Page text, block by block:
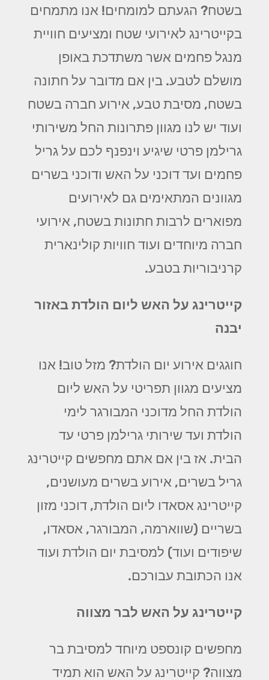
בשטח? הגעתם למומחים! אנו מתמחים
בקייטרינג לאירועי שטח ומציעים חוויית
מנגל פחמים אשר משתדכת באופן
מושלם לטבע. בין אם מדובר על חתונה
בשטח, מסיבת טבע, אירוע חברה בשטח
ועוד יש לנו מגוון פתרונות החל משירותי
גרילמן פרטי שיגיע וינפנף לכם על גריל
פחמים ועד דוכני על האש ודוכני בשרים
מגוונים המתאימים גם לאירועים
מפוארים לרבות חתונות בשטח, אירועי
חברה מיוחדים ועוד חוויות קולינארית
קרניבוריות בטבע.
קייטרינג על האש ליום הולדת באזור
יבנה
חוגגים אירוע יום הולדת? מזל טוב! אנו
מציעים מגוון תפריטי על האש ליום
הולדת החל מדוכני המבורגר לימי
הולדת ועד שירותי גרילמן פרטי עד
הבית. אז בין אם אתם מחפשים קייטרינג
גריל בשרים, אירוע בשרים מעושנים,
קייטרינג אסאדו ליום הולדת, דוכני מזון
בשריים (שווארמה, המבורגר, אסאדו,
שיפודים ועוד) למסיבת יום הולדת ועוד
אנו הכתובת עבורכם.
קייטרינג על האש לבר מצווה
מחפשים קונספט מיוחד למסיבת בר
מצווה? קייטרינג על האש הוא תמיד